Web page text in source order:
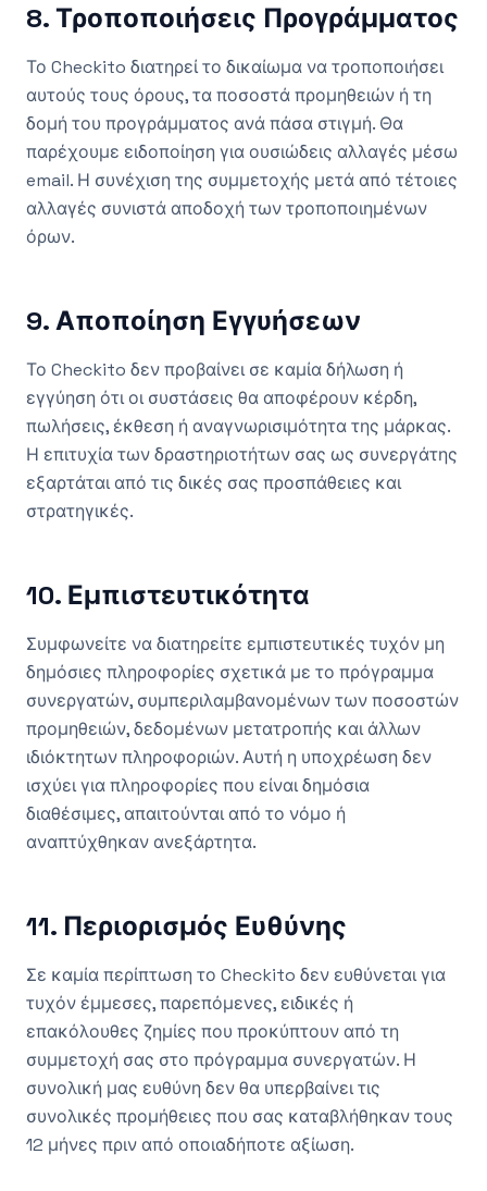
8. Τροποποιήσεις Προγράμματος
Το Checkito διατηρεί το δικαίωμα να τροποποιήσει
αυτούς τους όρους, τα ποσοστά προμηθειών ή τη
δομή του προγράμματος ανά πάσα στιγμή. Θα
παρέχουμε ειδοποίηση για ουσιώδεις αλλαγές μέσω
email. Η συνέχιση της συμμετοχής μετά από τέτοιες
αλλαγές συνιστά αποδοχή των τροποποιημένων
όρων.
9. Αποποίηση Εγγυήσεων
Το Checkito δεν προβαίνει σε καμία δήλωση ή
εγγύηση ότι οι συστάσεις θα αποφέρουν κέρδη,
πωλήσεις, έκθεση ή αναγνωρισιμότητα της μάρκας.
Η επιτυχία των δραστηριοτήτων σας ως συνεργάτης
εξαρτάται από τις δικές σας προσπάθειες και
στρατηγικές.
10. Εμπιστευτικότητα
Συμφωνείτε να διατηρείτε εμπιστευτικές τυχόν μη
δημόσιες πληροφορίες σχετικά με το πρόγραμμα
συνεργατών, συμπεριλαμβανομένων των ποσοστών
προμηθειών, δεδομένων μετατροπής και άλλων
ιδιόκτητων πληροφοριών. Αυτή η υποχρέωση δεν
ισχύει για πληροφορίες που είναι δημόσια
διαθέσιμες, απαιτούνται από το νόμο ή
αναπτύχθηκαν ανεξάρτητα.
11. Περιορισμός Ευθύνης
Σε καμία περίπτωση το Checkito δεν ευθύνεται για
τυχόν έμμεσες, παρεπόμενες, ειδικές ή
επακόλουθες ζημίες που προκύπτουν από τη
συμμετοχή σας στο πρόγραμμα συνεργατών. Η
συνολική μας ευθύνη δεν θα υπερβαίνει τις
συνολικές προμήθειες που σας καταβλήθηκαν τους
12 μήνες πριν από οποιαδήποτε αξίωση.